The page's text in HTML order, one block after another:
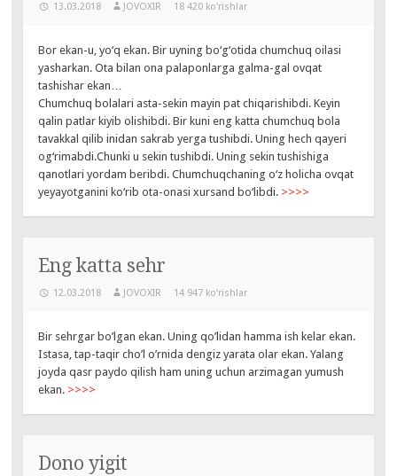
13.03.2018 JOVOXIR 18 420 ko‘rishlar
Bor ekan-u, yo‘q ekan. Bir uyning bo‘g‘otida chumchuq oilasi
yasharkan. Ota bilan ona palaponlarga galma-gal ovqat
tashishar ekan…
Chumchuq bolalari asta-sekin mayin pat chiqarishibdi. Keyin
qalin patlar kiyib olishibdi. Bir kuni eng katta chumchuq bola
tavakkal qilib inidan sakrab yerga tushibdi. Uning hech qayeri
og‘rimabdi.Chunki u sekin tushibdi. Uning sekin tushishiga
qanotlari yordam beribdi. Chumchuqchaning o‘z holicha ovqat
yeyayotganini ko‘rib ota-onasi xursand bo‘libdi. >>>>
Eng katta sehr
12.03.2018 JOVOXIR 14 947 ko‘rishlar
Bir sehrgar bo’lgan ekan. Uning qo’lidan hamma ish kelar ekan.
Istasa, tap-taqir cho’l o’rnida dengiz yarata olar ekan. Yalang
joyda qasr paydo qilish ham uning uchun arzimagan yumush
ekan. >>>>
Dono yigit